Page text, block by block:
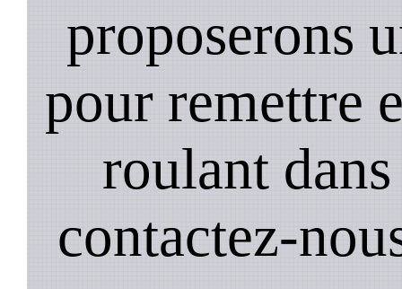
proposerons
pour remettre
roulant
contactez-